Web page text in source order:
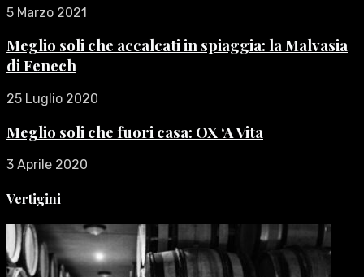
5 Marzo 2021
Meglio soli che accalcati in spiaggia: la Malvasia
di Fenech
25 Luglio 2020
Meglio soli che fuori casa: OX ‘A Vita
3 Aprile 2020
Vertigini